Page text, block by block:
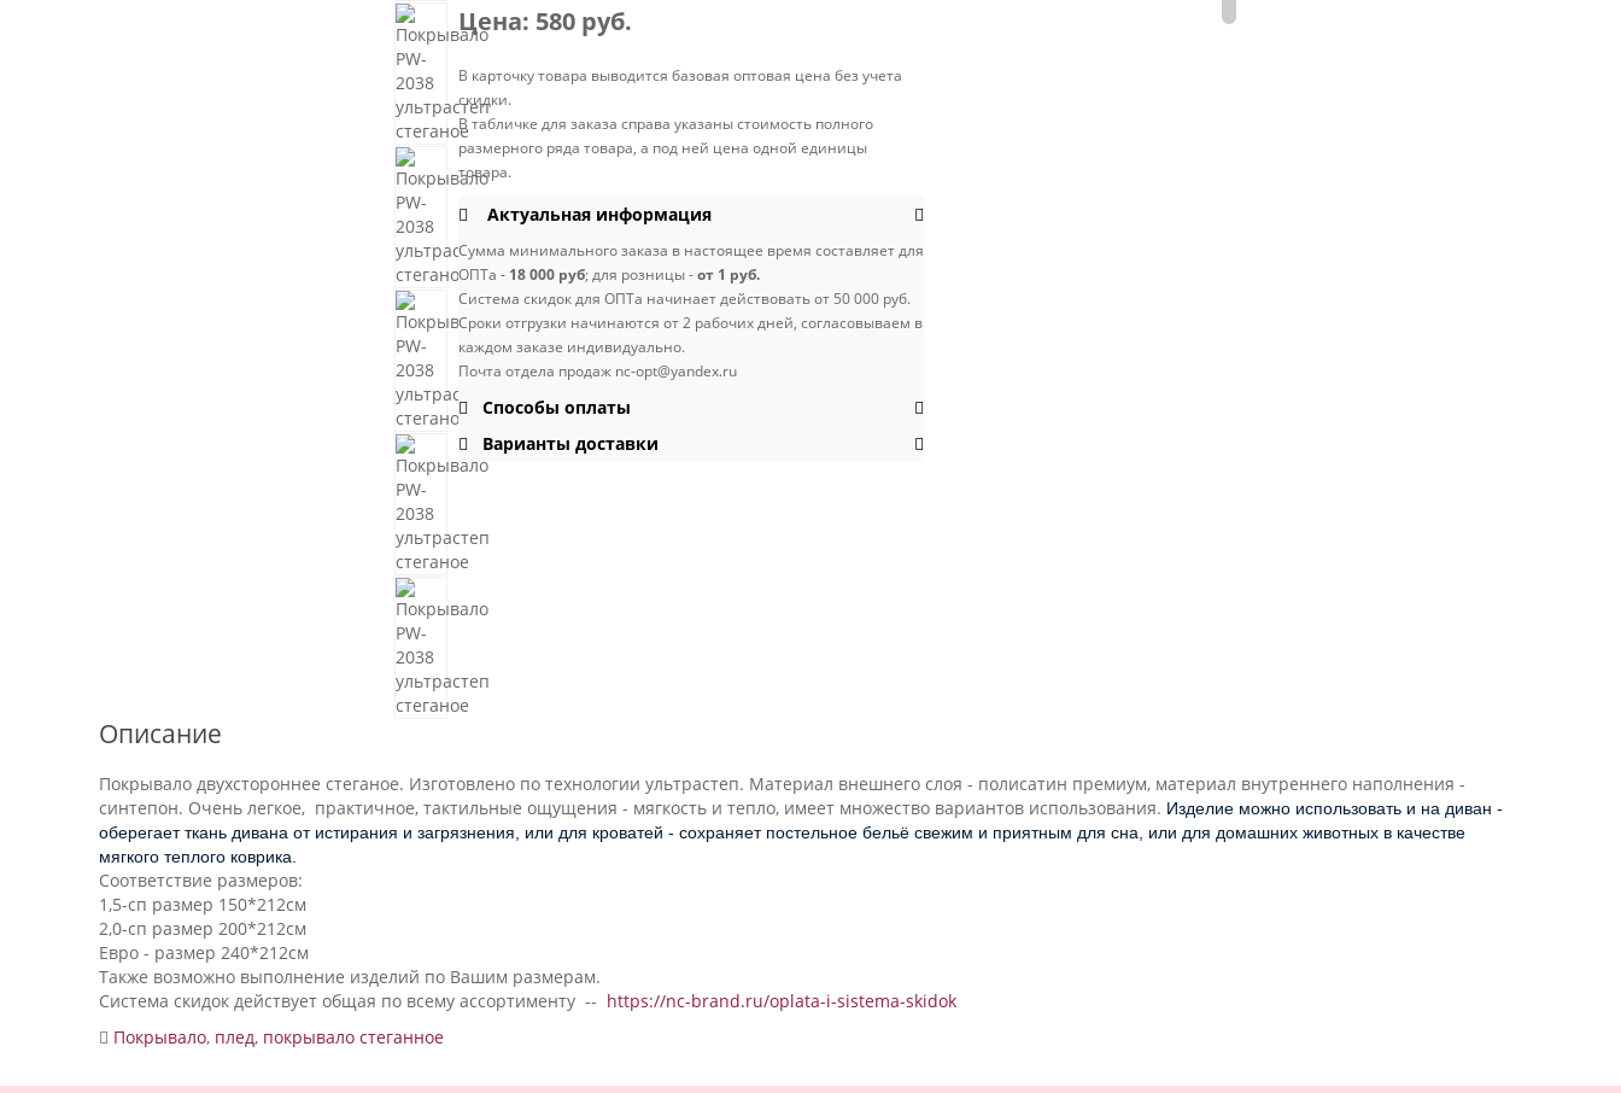
Цена: 580 руб.
В карточку товара выводится базовая оптовая цена без учета
скидки.
В табличке для заказа справа указаны стоимость полного
размерного ряда товара, а под ней цена одной единицы
товара.
Актуальная информация
Сумма минимального заказа в настоящее время составляет для
ОПТа - 18 000 руб; для розницы -от 1 руб.
Система скидок для ОПТа начинает действовать от 50 000 руб.
Сроки отгрузки начинаются от 2 рабочих дней, согласовываем в
каждом заказе индивидуально.
Почта отдела продаж nc-opt@yandex.ru
Способы оплаты
Варианты доставки
Описание
Покрывало двухстороннее стеганое. Изготовлено по технологии ультрастеп. Материал внешнего слоя - полисатин премиум, материал внутреннего наполнения -
синтепон. Очень легкое, практичное, тактильные ощущения - мягкость и тепло, имеет множество вариантов использования. Изделие можно использовать и на диван -
оберегает ткань дивана от истирания и загрязнения, или для кроватей - сохраняет постельное бельё свежим и приятным для сна, или для домашних животных в качестве
мягкого теплого коврика.
Соответствие размеров:
1,5-сп размер 150*212см
2,0-сп размер 200*212см
Евро - размер 240*212см
Также возможно выполнение изделий по Вашим размерам.
Система скидок действует общая по всему ассортименту -- https://nc-brand.ru/oplata-i-sistema-skidok
Покрывало, плед, покрывало стеганное